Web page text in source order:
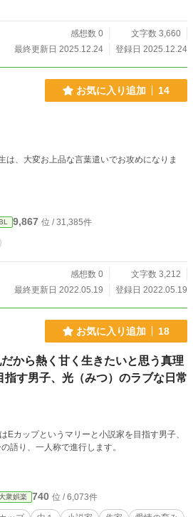
感想数 0
文字数 3,660
最終更新日 2025.12.24
登録日 2025.12.24
お気に入り追加 14
9,867 位 / 31,385件
感想数 0
文字数 3,212
最終更新日 2022.05.19
登録日 2022.05.19
お気に入り追加 18
から熱く甘く生きたいと思う真理
指す男子、光（みつ）のラブな日常
カップというマリーと小説家を目指す男子、
マリーの語り、一人称で進行します。
衆娯楽 740 位 / 6,073件